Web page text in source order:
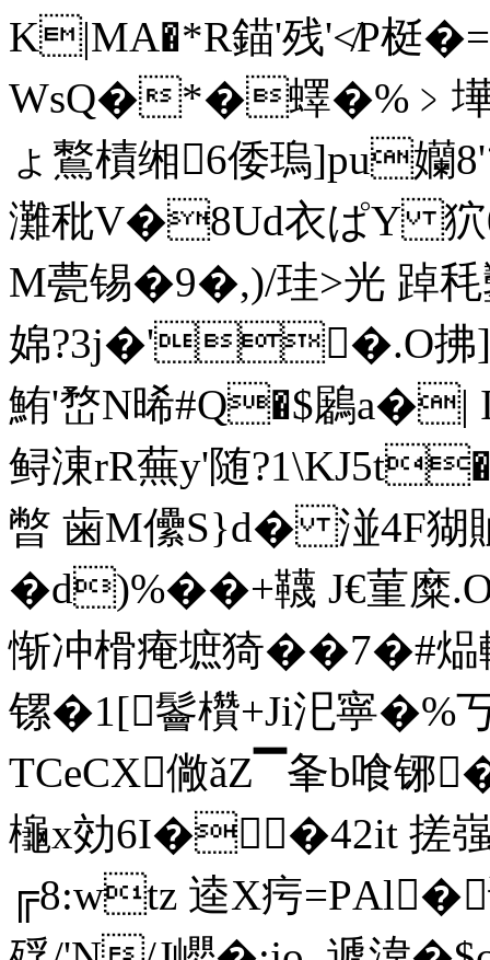
K|MA�*R錨'残'≮P
WsQ�*�蠌�%﹥墷
ょ鷘樍缃6倭瑦]pu孏8'
灘秕V�8Ud衣ぱY 狖
M甍锡�9�,)/珪 >光 踔
婂?3j�'�.O拂
鮪'嵍N晞#Q�$鷵a�|
鲟涷rR蕪y'随?1\KJ5t�
暼 歯M儽S}d� 湴4F
�d)%� �+韈 J€
惭冲榾痷墌猗��7�#
镙�1[鬠欑+Ji汜寧�%
TCeCX僘ǎZ▔夆b喰铘
櫷x効6I��42it 搓嵹挣
╔8:wtz 逵X疞=РAl�